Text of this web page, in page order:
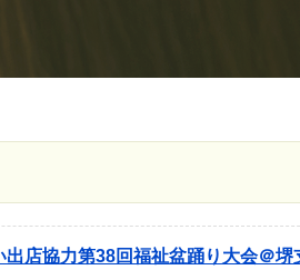
店協力第38回福祉盆踊り大会＠堺